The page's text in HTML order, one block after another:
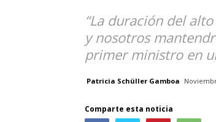
“La duración del
y nosotros
primer ministro en
Patricia Schüller Gamboa
Comparte esta noticia